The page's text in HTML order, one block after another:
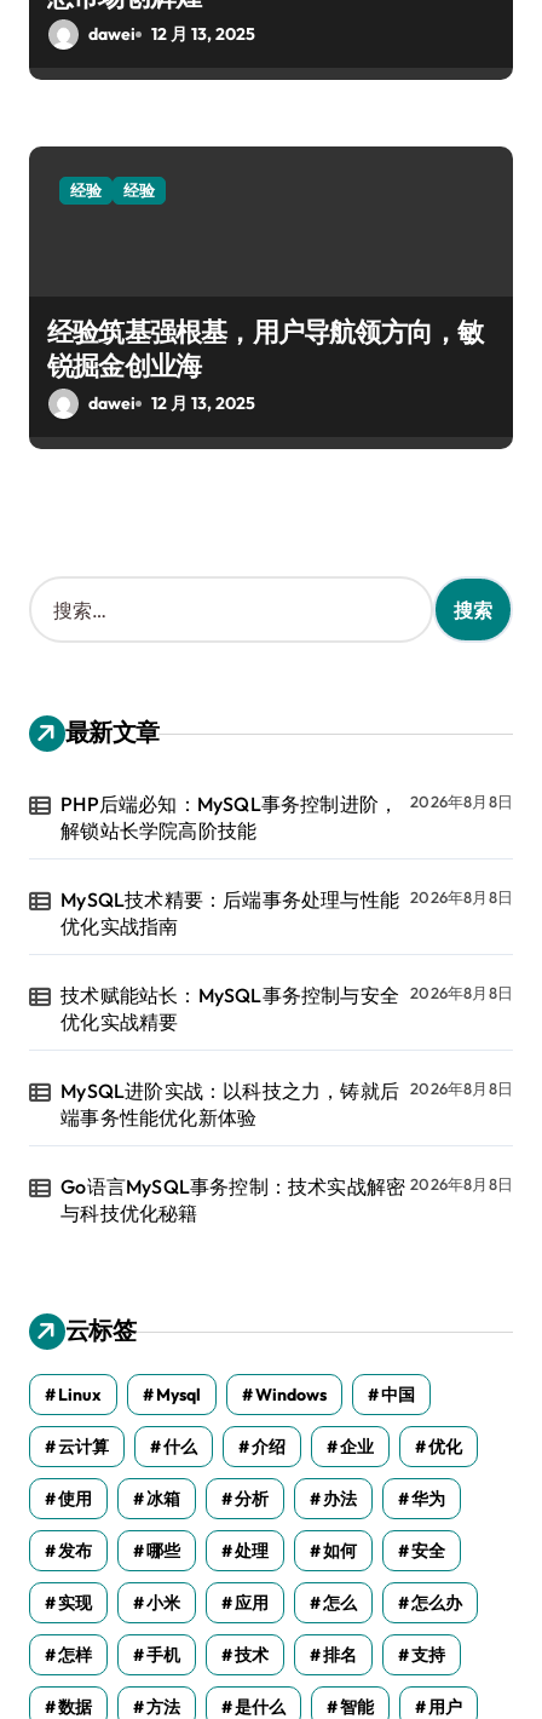
dawei 12 月 13, 2025
经验 经验
经验筑基强根基，用户导航领方向，敏
锐掘金创业海
dawei 12 月 13, 2025
搜
索
：
最新文章
PHP后端必知：MySQL事务控制进阶，
解锁站长学院高阶技能
2026年8月8日
MySQL技术精要：后端事务处理与性能
优化实战指南
2026年8月8日
技术赋能站长：MySQL事务控制与安全
优化实战精要
2026年8月8日
MySQL进阶实战：以科技之力，铸就后
端事务性能优化新体验
2026年8月8日
Go语言MySQL事务控制：技术实战解密
与科技优化秘籍
2026年8月8日
云标签
Linux Mysql Windows 中国
云计算 什么 介绍 企业 优化
使用 冰箱 分析 办法 华为
发布 哪些 处理 如何 安全
实现 小米 应用 怎么 怎么办
怎样 手机 技术 排名 支持
数据 方法 是什么 智能 用户